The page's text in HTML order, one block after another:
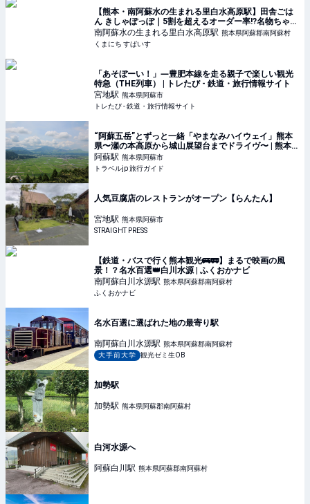
【熊本・南阿蘇水の生まれる里白水高原駅】田舎ごは
ん きしゃぽっぽ｜5割を超えるオーダー率!?名物ちゃん
ぽんに大満足 | くまにち すぱいす
南阿蘇水の生まれる里白水高原駅 熊本県阿蘇郡南阿蘇村
くまにち すぱいす
「あそぼーい！」―豊肥本線を走る親子で楽しい観光
特急（THE列車） | トレたび - 鉄道・旅行情報サイト
宮地駅 熊本県阿蘇市
トレたび - 鉄道・旅行情報サイト
“阿蘇五岳”とずっと一緒「やまなみハイウェイ」熊本
県〜瀬の本高原から城山展望台までドライヴ〜 | 熊本
県 | トラベルjp 旅行ガイド
阿蘇駅 熊本県阿蘇市
トラベルjp 旅行ガイド
人気豆腐店のレストランがオープン【らんたん】
宮地駅 熊本県阿蘇市
STRAIGHT PRESS
【鉄道・バスで行く熊本観光🚌🚃】まるで映画の風
景！？名水百選👑白川水源 | ふくおかナビ
南阿蘇白川水源駅 熊本県阿蘇郡南阿蘇村
ふくおかナビ
名水百選に選ばれた地の最寄り駅
南阿蘇白川水源駅 熊本県阿蘇郡南阿蘇村
大手前大学
観光ゼミ生OB
加勢駅
加勢駅 熊本県阿蘇郡南阿蘇村
白河水源へ
阿蘇白川駅 熊本県阿蘇郡南阿蘇村